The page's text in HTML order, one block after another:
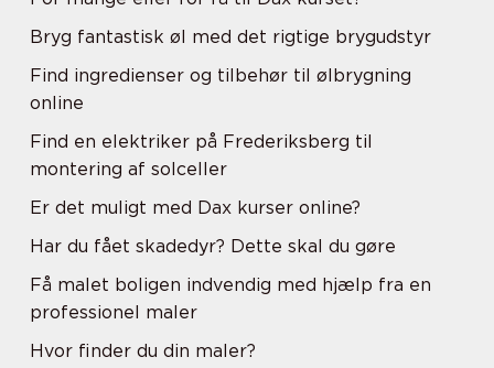
Bryg fantastisk øl med det rigtige brygudstyr
Find ingredienser og tilbehør til ølbrygning
online
Find en elektriker på Frederiksberg til
montering af solceller
Er det muligt med Dax kurser online?
Har du fået skadedyr? Dette skal du gøre
Få malet boligen indvendig med hjælp fra en
professionel maler
Hvor finder du din maler?